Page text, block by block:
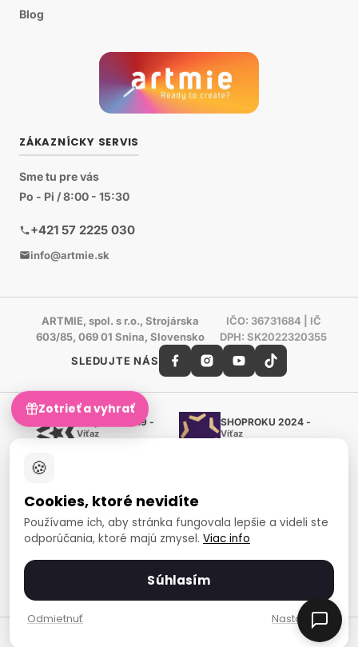
Blog
ZÁKAZNÍCKY SERVIS
Sme tu pre vás
Po - Pi / 8:00 - 15:30
+421 57 2225 030
info@artmie.sk
ARTMIE, spol. s r.o., Strojárska
603/85, 069 01 Snina, Slovensko
IČO: 36731684 | IČ
DPH: SK2022320355
SLEDUJTE NÁS
Shoproku 2019 -
Víťaz
SHOPROKU 2024 -
Víťaz
European Art Awards
Organizátor medzinárodnej
súťaže
Európsky sociálny fond
Zamestnanosť a sociálna
🍪
Cookies, ktoré nevidíte
Používame ich, aby stránka fungovala lepšie a videli ste
odporúčania, ktoré majú zmysel. Viac info
Súhlasím
Odmietnuť Nastavenia
Zotrieť a vyhrať